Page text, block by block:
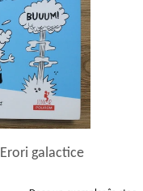
Erori galactice